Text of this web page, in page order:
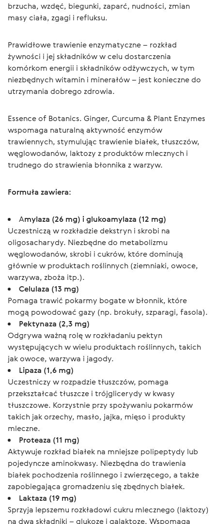
brzucha, wzdęć, biegunki, zaparć, nudności, zmian
masy ciała, zgagi i refluksu.
Prawidłowe trawienie enzymatyczne – rozkład
żywności i jej składników w celu dostarczenia
komórkom energii i składników odżywczych, w tym
niezbędnych witamin i minerałów – jest konieczne do
utrzymania dobrego zdrowia.
Essence of Botanics. Ginger, Curcuma & Plant Enzymes
wspomaga naturalną aktywność enzymów
trawiennych, stymulując trawienie białek, tłuszczów,
węglowodanów, laktozy z produktów mlecznych i
trudnego do strawienia błonnika z warzyw.
Formuła zawiera:
Amylaza (26 mg) i glukoamylaza (12 mg)
Uczestniczą w rozkładzie dekstryn i skrobi na
oligosacharydy. Niezbędne do metabolizmu
węglowodanów, skrobi i cukrów, które dominują
głównie w produktach roślinnych (ziemniaki, owoce,
warzywa, zboża itp.).
Celulaza (13 mg)
Pomaga trawić pokarmy bogate w błonnik, które
mogą powodować gazy (np. brokuły, szparagi, fasola).
Pektynaza (2,3 mg)
Odgrywa ważną rolę w rozkładaniu pektyn
występujących w wielu produktach roślinnych, takich
jak owoce, warzywa i jagody.
Lipaza (1,6 mg)
Uczestniczy w rozpadzie tłuszczów, pomaga
przekształcać tłuszcze i trójglicerydy w kwasy
tłuszczowe. Korzystnie przy spożywaniu pokarmów
takich jak orzechy, masło, jajka, mięso i produkty
mleczne.
Proteaza (11 mg)
Aktywuje rozkład białek na mniejsze polipeptydy lub
pojedyncze aminokwasy. Niezbędna do trawienia
białek pochodzenia roślinnego i zwierzęcego, a także
zapobiegająca gromadzeniu się zbędnych białek.
Laktaza (19 mg)
Sprzyja lepszemu rozkładowi cukru mlecznego (laktozy)
na dwa składniki – glukozę i galaktozę. Wspomaga